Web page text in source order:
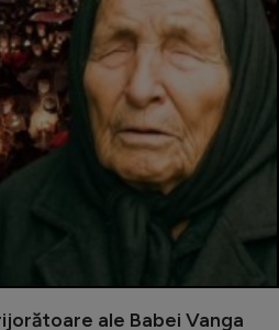
ale Babei Vanga